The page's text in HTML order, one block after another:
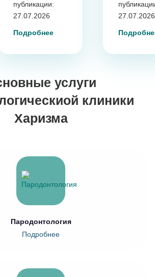
после лечения
кариеса или
публикации:
27.07.2026
Подробнее
на
27.07.2026
услуги
клиники
Харизма
Пародонтология
Подробнее